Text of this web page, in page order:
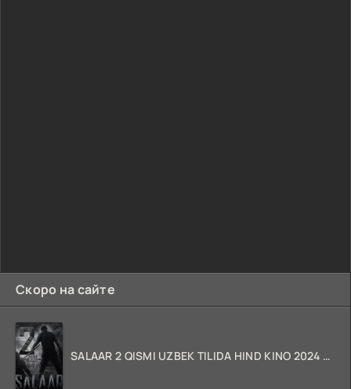
Скоро на сайте
SALAAR 2 QISMI UZBEK TILIDA HIND KINO 2024 TARJIMA 720p HD Skachat